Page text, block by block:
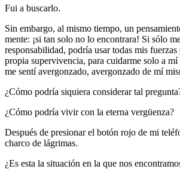
Fui a buscarlo.
Sin embargo, al mismo tiempo, un
mente: ¡si tan solo no lo encontrara! Si sólo
responsabilidad, podría usar todas mis
propia supervivencia, para cuidarme solo a
me sentí avergonzado, avergonzado de mí
¿Cómo podría siquiera considerar tal
¿Cómo podría vivir con la eterna vergüenza?
Después de presionar el botón rojo de mi
charco de lágrimas.
¿Es esta la situación en la que nos